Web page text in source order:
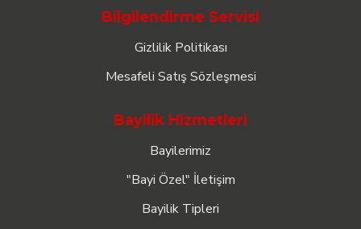
Bilgilendirme Servisi
Gizlilik Politikası
Mesafeli Satış Sözleşmesi
Bayilik Hizmetleri
Bayilerimiz
"Bayi Özel" İletişim
Bayilik Tipleri